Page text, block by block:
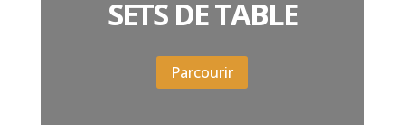
SETS DE TABLE
Parcourir